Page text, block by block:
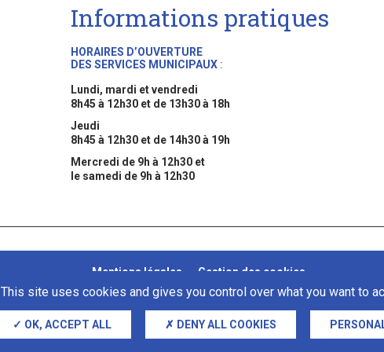
Informations pratiques
HORAIRES D’OUVERTURE
DES SERVICES MUNICIPAUX :
Lundi, mardi et vendredi
8h45 à 12h30 et de 13h30 à 18h
Jeudi
8h45 à 12h30 et de 14h30 à 19h
Mercredi de 9h à 12h30 et
le samedi de 9h à 12h30
Mentions légales
Gestion des cookies
This site uses cookies and gives you control over what you want to
OK, ACCEPT ALL DENY ALL COOKIES